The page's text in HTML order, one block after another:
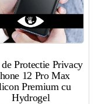
Protectie Privacy
12 Pro Max
Premium cu
Hydrogel